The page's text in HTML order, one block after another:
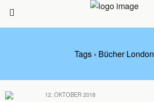
Tags › Bücher London
12. OKTOBER 2018